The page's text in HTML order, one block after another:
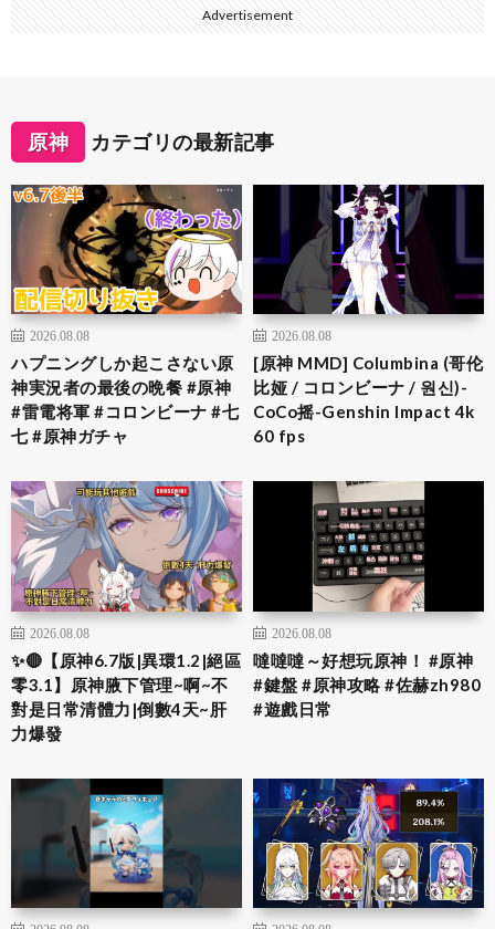
Advertisement
原神 カテゴリの最新記事
2026.08.08
ハプニングしか起こさない原
神実況者の最後の晩餐 #原神
#雷電将軍 #コロンビーナ #七
七 #原神ガチャ
2026.08.08
[原神 MMD] Columbina (哥伦
比娅 / コロンビーナ / 원신)-
CoCo摇-Genshin Impact 4k
60 fps
2026.08.08
✨🔴【原神6.7版|異環1.2|絕區
零3.1】原神腋下管理~啊~不
對是日常清體力|倒數4天~肝
力爆發
2026.08.08
噠噠噠～好想玩原神！ #原神
#鍵盤 #原神攻略 #佐赫zh980
#遊戲日常